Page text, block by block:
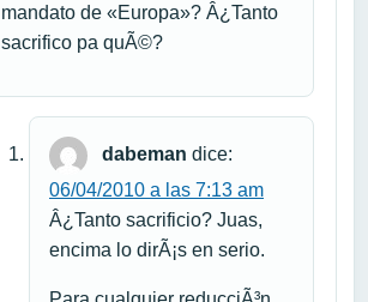
mandato de «Europa»? Â¿Tanto
sacrifico pa quÃ©?
dabeman dice:
06/04/2010 a las 7:13 am
Â¿Tanto sacrificio? Juas,
encima lo dirÃ¡s en serio.